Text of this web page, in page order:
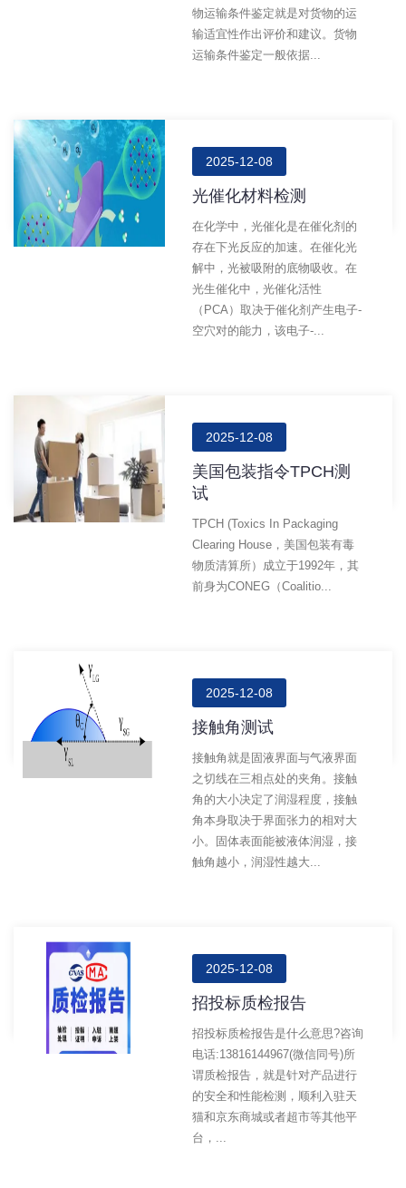
物运输条件鉴定就是对货物的运
输适宜性作出评价和建议。货物
运输条件鉴定一般依据...
2025-12-08
光催化材料检测
在化学中，光催化是在催化剂的
存在下光反应的加速。在催化光
解中，光被吸附的底物吸收。在
光生催化中，光催化活性
（PCA）取决于催化剂产生电子-
空穴对的能力，该电子-...
2025-12-08
美国包装指令TPCH测
试
TPCH (Toxics In Packaging
Clearing House，美国包装有毒
物质清算所）成立于1992年，其
前身为CONEG（Coalitio...
2025-12-08
接触角测试
接触角就是固液界面与气液界面
之切线在三相点处的夹角。接触
角的大小决定了润湿程度，接触
角本身取决于界面张力的相对大
小。固体表面能被液体润湿，接
触角越小，润湿性越大...
2025-12-08
招投标质检报告
招投标质检报告是什么意思?咨询
电话:13816144967(微信同号)所
谓质检报告，就是针对产品进行
的安全和性能检测，顺利入驻天
猫和京东商城或者超市等其他平
台，...